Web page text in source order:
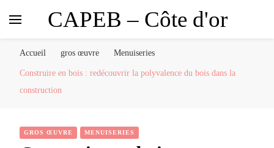
CAPEB – Côte d'or
Accueil gros œuvre Menuiseries
Construire en bois : redécouvrir la polyvalence du bois dans la
construction
GROS ŒUVRE MENUISERIES